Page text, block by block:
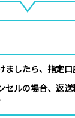
ましたら、指定
セルの場合、返